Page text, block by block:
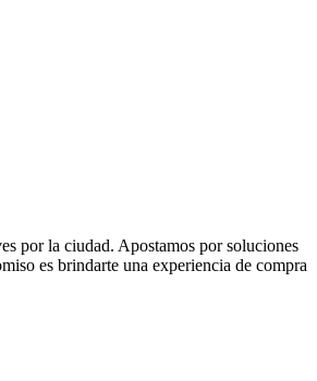
por la ciudad. Apostamos por soluciones
es brindarte una experiencia de compra